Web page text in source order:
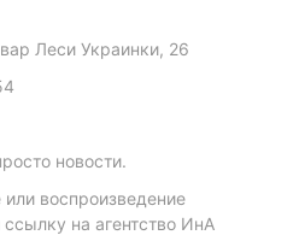
Леси Украинки, 26
новости.
воспроизведение
на агентство ИнА